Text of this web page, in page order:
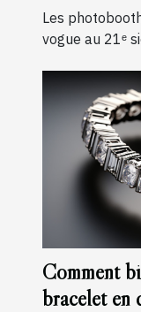
Les
vogue au 21ᵉ
Comment
bracelet en